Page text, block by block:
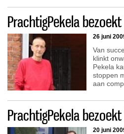
PrachtigPekela
26 juni
Van
klinkt
Pekela
stoppen
aan
PrachtigPekela
20 juni